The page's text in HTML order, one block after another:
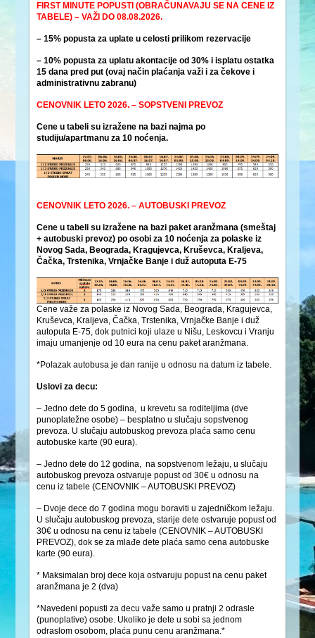
FIRST MINUTE POPUSTI (OBRAČUNAVAJU SE NA CENE IZ
TABELE) – VAŽI DO 08.08.2026.
– 15% popusta za uplate u celosti prilikom rezervacije
– 10% popusta za uplatu akontacije od 30% i isplatu ostatka
15 dana pred put (ovaj način plaćanja važi i za čekove i
administrativnu zabranu)
CENOVNIK LETO 2026. – SOPSTVENI PREVOZ
Cene u tabeli su izražene na bazi najma po
studiju/apartmanu za 10 noćenja.
CENOVNIK LETO 2026. – AUTOBUSKI PREVOZ
Cene u tabeli su izražene na bazi paket aranžmana (smeštaj
+ autobuski prevoz) po osobi za 10 noćenja za polaske iz
Novog Sada, Beograda, Kragujevca, Kruševca, Kraljeva,
Čačka, Trstenika, Vrnjačke Banje i duž autoputa E-75
Cene važe za polaske iz Novog Sada, Beograda, Kragujevca,
Kruševca, Kraljeva, Čačka, Trstenika, Vrnjačke Banje i duž
autoputa E-75, dok putnici koji ulaze u Nišu, Leskovcu i Vranju
imaju umanjenje od 10 eura na cenu paket aranžmana.
*Polazak autobusa je dan ranije u odnosu na datum iz tabele.
Uslovi za decu:
– Jedno dete do 5 godina, u krevetu sa roditeljima (dve
punoplatežne osobe) – besplatno u slučaju sopstvenog
prevoza. U slučaju autobuskog prevoza plaća samo cenu
autobuske karte (90 eura).
– Jedno dete do 12 godina, na sopstvenom ležaju, u slučaju
autobuskog prevoza ostvaruje popust od 30€ u odnosu na
cenu iz tabele (CENOVNIK – AUTOBUSKI PREVOZ)
– Dvoje dece do 7 godina mogu boraviti u zajedničkom ležaju.
U slučaju autobuskog prevoza, starije dete ostvaruje popust od
30€ u odnosu na cenu iz tabele (CENOVNIK – AUTOBUSKI
PREVOZ), dok se za mlađe dete plaća samo cena autobuske
karte (90 eura).
* Maksimalan broj dece koja ostvaruju popust na cenu paket
aranžmana je 2 (dva)
*Navedeni popusti za decu važe samo u pratnji 2 odrasle
(punoplative) osobe. Ukoliko je dete u sobi sa jednom
odraslom osobom, plaća punu cenu aranžmana.*